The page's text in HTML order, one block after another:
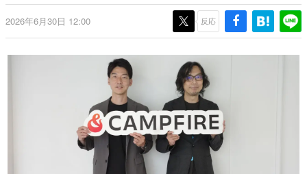
です。
ゲームが変えた日本語
「経験値」「裏技」「ラスボス」… ゲームにまつわる言葉
イニーP氏が徹底調査。
2026年6月30日 12:00 反応